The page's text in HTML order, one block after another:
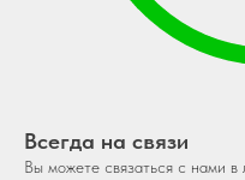
Всегда на связи
Вы можете связаться с нами в